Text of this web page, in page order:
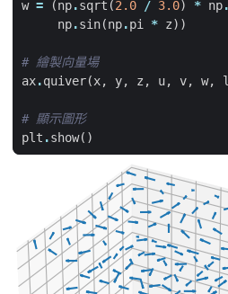
w = (np.sqrt (2.0 / 3.0) * np.
np.sin(np.pi * z))
# 繪製向量場
ax.quiver(x, y, z , u, v, w,
# 顯示圖形
plt .show()